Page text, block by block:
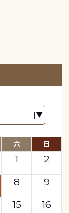
六 日
1
2
8
9
15
16